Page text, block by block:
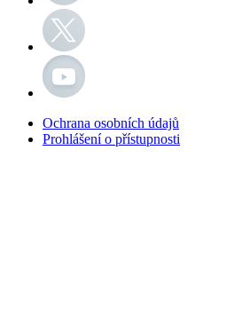
Ochrana osobních údajů
Prohlášení o přístupnosti